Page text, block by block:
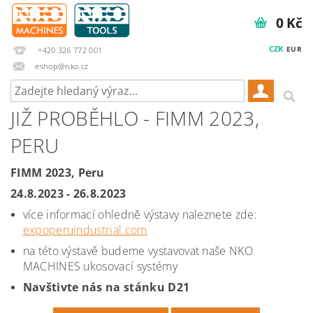
+420 326 772 001
eshop@nko.cz
CZK EUR
0 Kč
JIŽ PROBĚHLO - FIMM 2023,
PERU
FIMM 2023, Peru
24.8.2023 - 26.8.2023
více informací ohledně výstavy naleznete zde:
expoperuindustrial.com
na této výstavě budeme vystavovat naše NKO
MACHINES ukosovací systémy
Navštivte nás na stánku D21